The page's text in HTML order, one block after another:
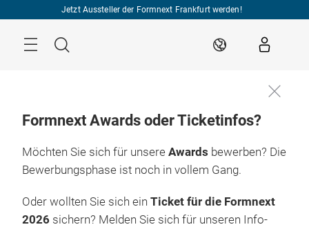
Jetzt Aussteller der Formnext Frankfurt werden!
Suche DE
Formnext Awards oder Ticketinfos?
Möchten Sie sich für unsere Awards bewerben? Die
Bewerbungsphase ist noch in vollem Gang.
Oder wollten Sie sich ein Ticket für die Formnext
2026 sichern? Melden Sie sich für unseren Info-